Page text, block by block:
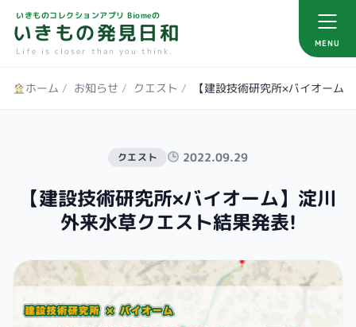
いきものコレクションアプリ Biomeの
いきもの発見日和
Life is closer than you think.
MENU
ホーム / お知らせ / クエスト / 【建設技術研究所×バイオーム
クエスト 2022.09.29
【建設技術研究所×バイオーム】淀川
外来水草クエスト結果発表!